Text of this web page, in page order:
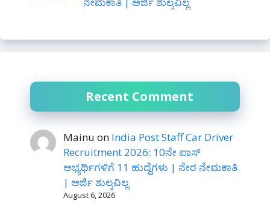
Recent Comment
Mainu on India Post Staff Car Driver
Recruitment 2026: 10ನೇ ಪಾಸ್
ಅಭ್ಯರ್ಥಿಗಳಿಗೆ 11 ಹುದ್ದೆಗಳು | ನೇರ ನೇಮಕಾತಿ
| ಅರ್ಜಿ ಶುಲ್ಕವಿಲ್ಲ
August 6, 2026